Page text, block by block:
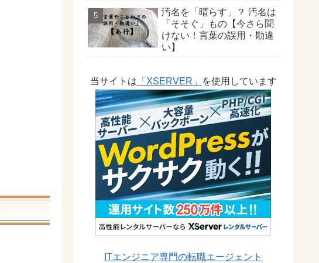
汚名を「晴らす」？ 汚名は
「そそぐ」もの【今さら聞
けない！言葉の誤用・勘違
い】
当サイトは 「XSERVER」 を使用しています
ITエンジニア専門の転職エージェント